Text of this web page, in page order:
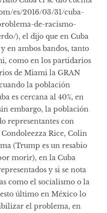
es/2016/03/31/cuba-
de-racismo-
), el dijo que en Cuba
en ambos bandos, tanto
como en los partidarios
de Miami la GRAN
la población
es cercana al 40%, en
embargo, la población
representantes con
Rice, Colin
(Trump es un resabio
morir), en la Cuba
y si se nota
como el socialismo o la
último en México lo
el problema, en